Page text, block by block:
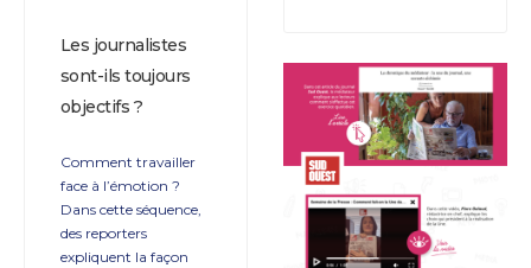
Les journalistes
sont-ils toujours
objectifs ?
Comment travailler
face à l’émotion ?
Dans cette séquence,
des reporters
expliquent la façon